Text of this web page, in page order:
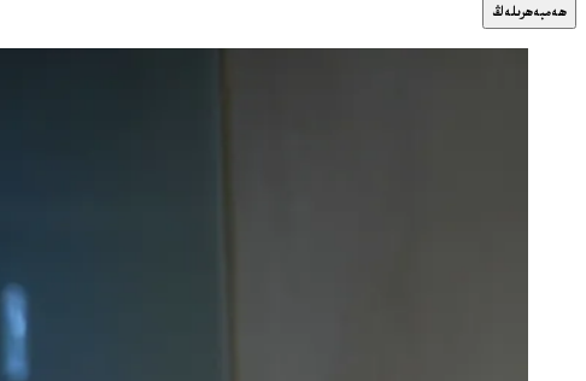
ھەمبەھرىلەڭ